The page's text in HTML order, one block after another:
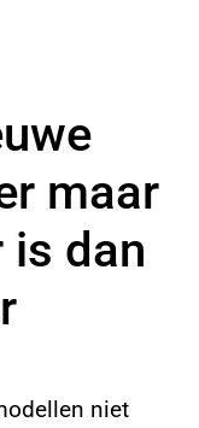
maar
is dan
niet